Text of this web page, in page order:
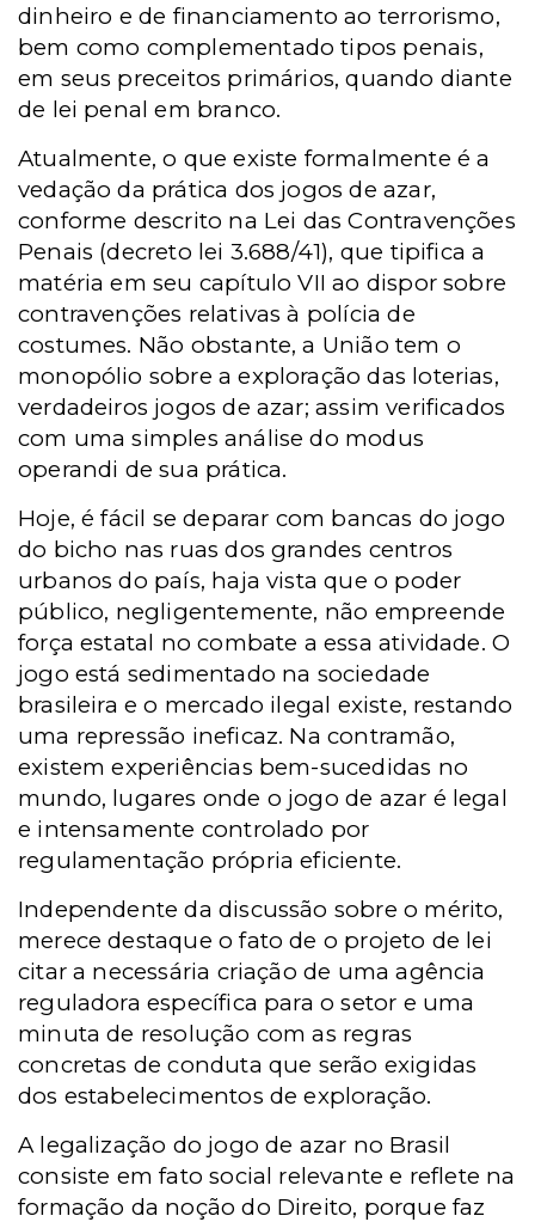
dinheiro e de financiamento ao terrorismo,
bem como complementado tipos penais,
em seus preceitos primários, quando diante
de lei penal em branco.
Atualmente, o que existe formalmente é a
vedação da prática dos jogos de azar,
conforme descrito na Lei das Contravenções
Penais (decreto lei 3.688/41), que tipifica a
matéria em seu capítulo VII ao dispor sobre
contravenções relativas à polícia de
costumes. Não obstante, a União tem o
monopólio sobre a exploração das loterias,
verdadeiros jogos de azar; assim verificados
com uma simples análise do modus
operandi de sua prática.
Hoje, é fácil se deparar com bancas do jogo
do bicho nas ruas dos grandes centros
urbanos do país, haja vista que o poder
público, negligentemente, não empreende
força estatal no combate a essa atividade. O
jogo está sedimentado na sociedade
brasileira e o mercado ilegal existe, restando
uma repressão ineficaz. Na contramão,
existem experiências bem-sucedidas no
mundo, lugares onde o jogo de azar é legal
e intensamente controlado por
regulamentação própria eficiente.
Independente da discussão sobre o mérito,
merece destaque o fato de o projeto de lei
citar a necessária criação de uma agência
reguladora específica para o setor e uma
minuta de resolução com as regras
concretas de conduta que serão exigidas
dos estabelecimentos de exploração.
A legalização do jogo de azar no Brasil
consiste em fato social relevante e reflete na
formação da noção do Direito, porque faz